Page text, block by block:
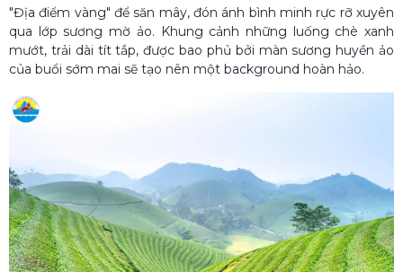
"Địa điểm vàng" để săn mây, đón ánh bình minh rực rỡ xuyên
qua lớp sương mờ ảo. Khung cảnh những luống chè xanh
mướt, trải dài tít tắp, được bao phủ bởi màn sương huyền ảo
của buổi sớm mai sẽ tạo nên một background hoàn hảo.